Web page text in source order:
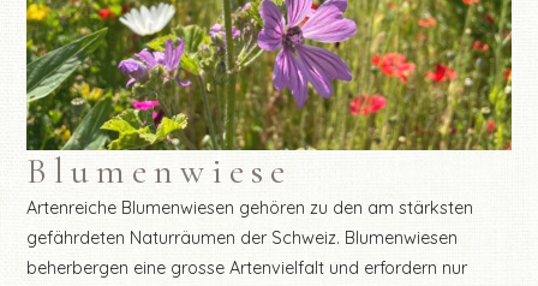
Blumenwiese
Artenreiche Blumenwiesen gehören zu den am stärksten
gefährdeten Naturräumen der Schweiz. Blumenwiesen
beherbergen eine grosse Artenvielfalt und erfordern nur